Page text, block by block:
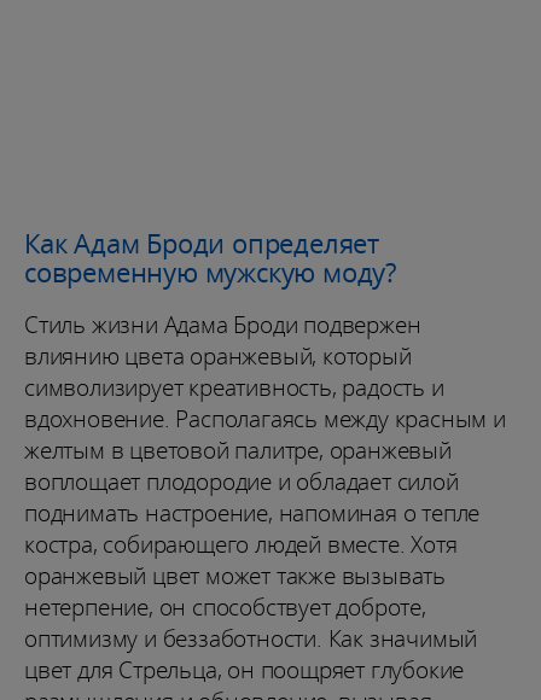
Как Адам Броди определяет
современную мужскую моду?
Стиль жизни Адама Броди подвержен
влиянию цвета оранжевый, который
символизирует креативность, радость и
вдохновение. Располагаясь между красным и
желтым в цветовой палитре, оранжевый
воплощает плодородие и обладает силой
поднимать настроение, напоминая о тепле
костра, собирающего людей вместе. Хотя
оранжевый цвет может также вызывать
нетерпение, он способствует доброте,
оптимизму и беззаботности. Как значимый
цвет для Стрельца, он поощряет глубокие